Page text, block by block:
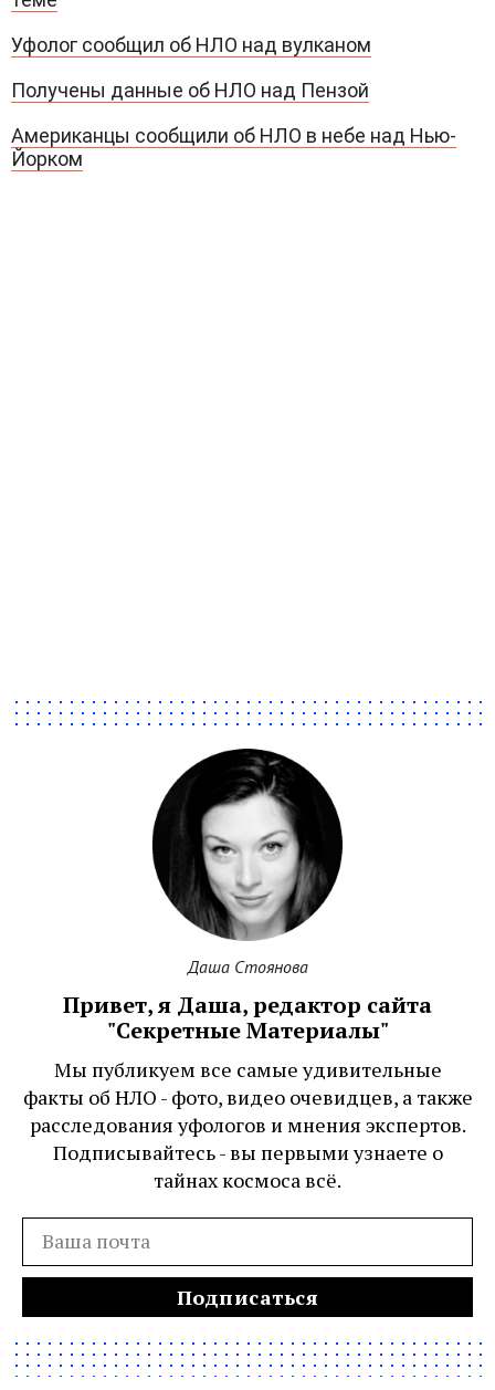
Уфолог сообщил об НЛО над вулканом
Получены данные об НЛО над Пензой
Американцы сообщили об НЛО в небе над Нью-
Йорком
Даша Стоянова
Привет, я Даша, редактор сайта
"Секретные Материалы"
Мы публикуем все самые удивительные
факты об НЛО - фото, видео очевидцев, а также
расследования уфологов и мнения экспертов.
Подписывайтесь - вы первыми узнаете о
тайнах космоса всё.
Подписаться